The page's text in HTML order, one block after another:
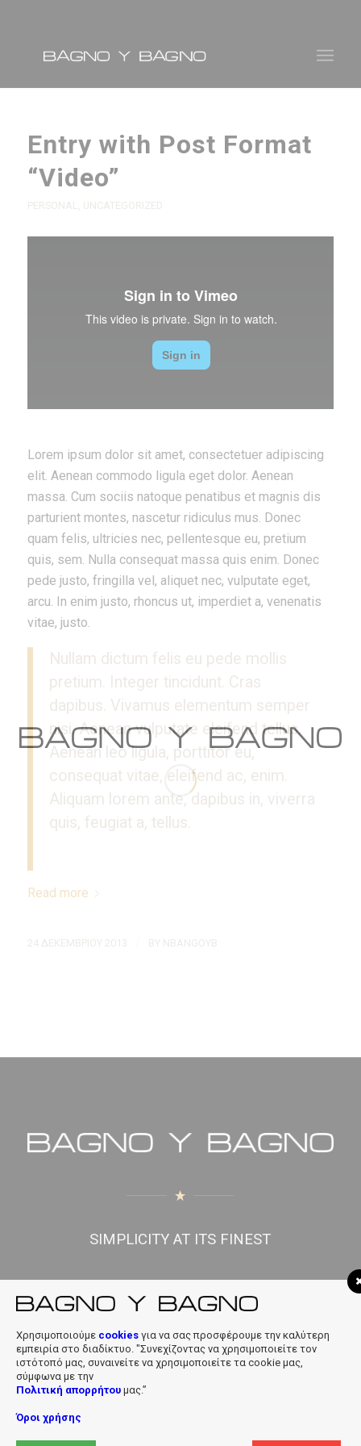
Entry with Post Format
“Video”
PERSONAL, UNCATEGORIZED
Lorem ipsum dolor sit amet, consectetuer adipiscing
elit. Aenean commodo ligula eget dolor. Aenean
massa. Cum sociis natoque penatibus et magnis dis
parturient montes, nascetur ridiculus mus. Donec
quam felis, ultricies nec, pellentesque eu, pretium
quis, sem. Nulla consequat massa quis enim. Donec
pede justo, fringilla vel, aliquet nec, vulputate eget,
arcu. In enim justo, rhoncus ut, imperdiet a, venenatis
vitae, justo.
Nullam dictum felis eu pede mollis
pretium. Integer tincidunt. Cras
dapibus. Vivamus elementum semper
nisi. Aenean vulputate eleifend tellus.
Aenean leo ligula, porttitor eu,
consequat vitae, eleifend ac, enim.
Aliquam lorem ante, dapibus in, viverra
quis, feugiat a, tellus.
Read more
24 ΔΕΚΕΜΒΡΊΟΥ 2013 BY NBANGOYB
SIMPLICITY AT ITS FINEST
f | in | info@bagnobagno.gr
Χρησιμοποιούμε cookies για να σας προσφέρουμε την καλύτερη
εμπειρία στο διαδίκτυο. "Συνεχίζοντας να χρησιμοποιείτε τον
ιστότοπό μας, συναινείτε να χρησιμοποιείτε τα cookie μας,
σύμφωνα με την
Πολιτική απορρήτου μας.”
Όροι χρήσης